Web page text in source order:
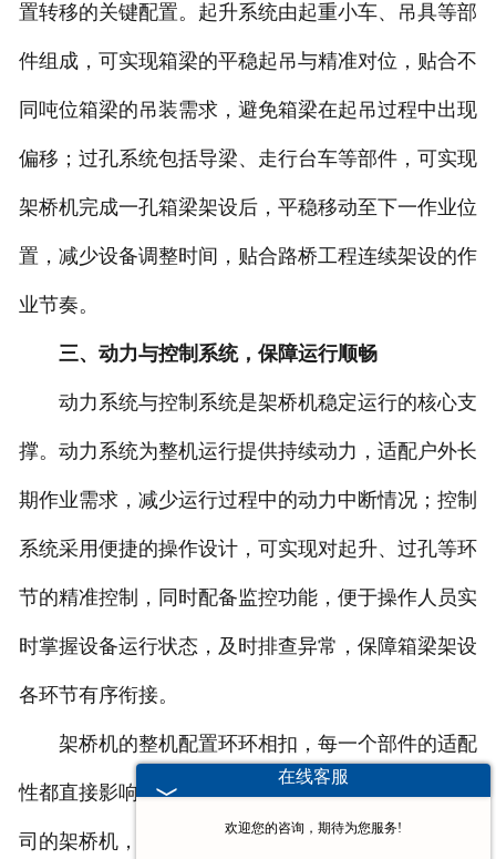
置转移的关键配置。起升系统由起重小车、吊具等部
件组成，可实现箱梁的平稳起吊与精准对位，贴合不
同吨位箱梁的吊装需求，避免箱梁在起吊过程中出现
偏移；过孔系统包括导梁、走行台车等部件，可实现
架桥机完成一孔箱梁架设后，平稳移动至下一作业位
置，减少设备调整时间，贴合路桥工程连续架设的作
业节奏。
三、动力与控制系统，保障运行顺畅
动力系统与控制系统是架桥机稳定运行的核心支
撑。动力系统为整机运行提供持续动力，适配户外长
期作业需求，减少运行过程中的动力中断情况；控制
系统采用便捷的操作设计，可实现对起升、过孔等环
节的精准控制，同时配备监控功能，便于操作人员实
时掌握设备运行状态，及时排查异常，保障箱梁架设
各环节有序衔接。
架桥机的整机配置环环相扣，每一个部件的适配
性都直接影响箱梁架设效果。河南真牛起重机有限公
司的架桥机，结合路桥施工实际需求优化整机配置，
在线客服
欢迎您的咨询，期待为您服务!